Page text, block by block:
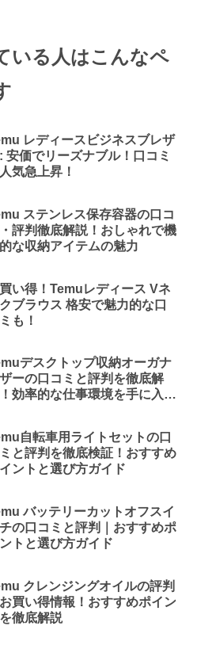
いる人はこんなペ
レディースビジネスブレザ
安価でリーズナブル！口コミ
気急上昇！
ステンレス保存容器の口コ
評判徹底解説！おしゃれで機
な収納アイテムの魅力
い得！Temuレディース Vネ
ブラウス 格安で魅力的な口
も！
デスクトップ収納オーガナ
ーの口コミと評判を徹底解
効率的な仕事環境を手に入れ
自転車用ライトセットの口
と評判を徹底検証！おすすめ
ントと選び方ガイド
バッテリーカットオフスイ
の口コミと評判｜おすすめポ
トと選び方ガイド
クレンジングオイルの評判
買い得情報！おすすめポイン
を徹底解説